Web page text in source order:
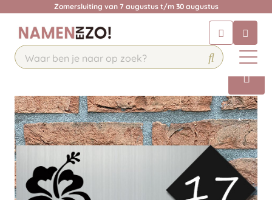
Zomersluiting van 7 augustus t/m 30 augustus
Chat 24/7 met onze chatbot voor
hulp
Contact